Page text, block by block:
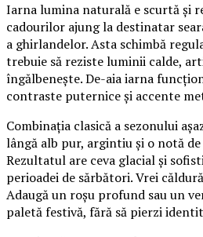
Iarna lumina naturală e scurtă și
cadourilor ajung la destinatar
a ghirlandelor. Asta schimbă
trebuie să reziste luminii calde,
îngălbenește. De-aia iarna
contraste puternice și accente
Combinația clasică a sezonului
lângă alb pur, argintiu și o notă
Rezultatul are ceva glacial și
perioadei de sărbători. Vrei
Adaugă un roșu profund sau un
paletă festivă, fără să pierzi